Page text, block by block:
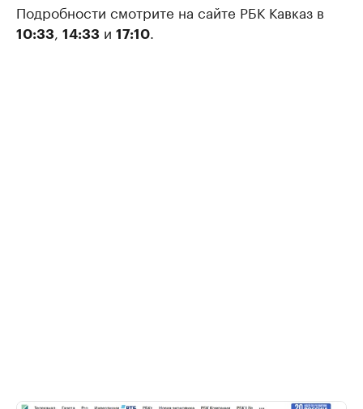
Подробности смотрите на сайте РБК Кавказ в
10:33 14:33 и 17:10